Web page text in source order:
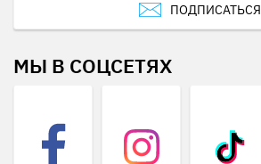
ПОДПИСАТЬСЯ
МЫ В СОЦСЕТЯХ